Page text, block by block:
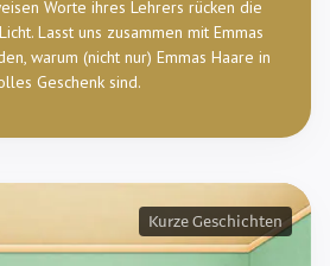
Worte ihres Lehrers rücken die
Lasst uns zusammen mit Emmas
warum (nicht nur) Emmas Haare in
Geschenk sind.
Kurze Geschichten